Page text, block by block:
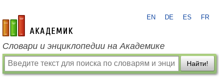
academic.ru
EN DE ES FR
Словари и энциклопедии на Академике
Найти!